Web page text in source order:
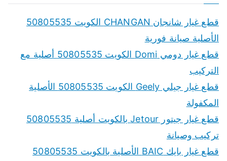
قطع غيار شانجان CHANGAN الكويت 50805535
الأصلية صيانة فورية
قطع غيار دومي Domi الكويت 50805535 أصلية مع
التركيب
قطع غيار جيلي Geely الكويت 50805535 الأصلية
المكفولة
قطع غيار جيتور Jetour بالكويت أصلية 50805535
تركيب وصيانة
قطع غيار بايك BAIC الأصلية بالكويت 50805535